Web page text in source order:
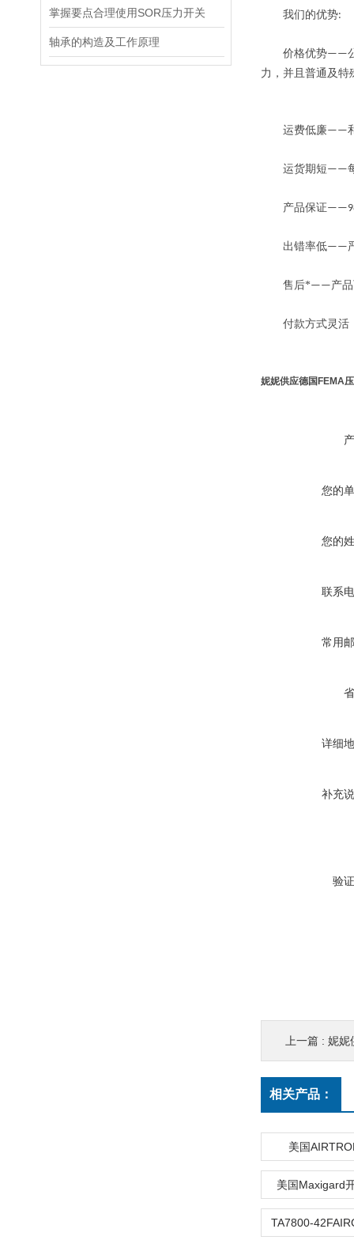
掌握要点合理使用SOR压力开关
轴承的构造及工作原理
我们的优势:
价格优势——
力，并且普通及特
运费低廉——
运货期短——
产品保证
出错率低——
售后*——产
付款方式灵活
妮妮供应德国FEMA
您的
您的
联系
常用
详细
补充
验
上一篇 : 妮妮
相关产品：
美国
美国Maxigard